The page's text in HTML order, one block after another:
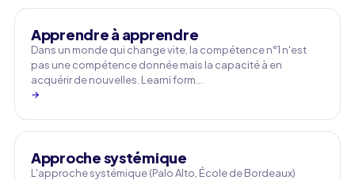
Apprendre à apprendre
Dans un monde qui change vite, la compétence n°1 n'est
pas une compétence donnée mais la capacité à en
acquérir de nouvelles. Learni form…
→
Approche systémique
L'approche systémique (Palo Alto, École de Bordeaux)